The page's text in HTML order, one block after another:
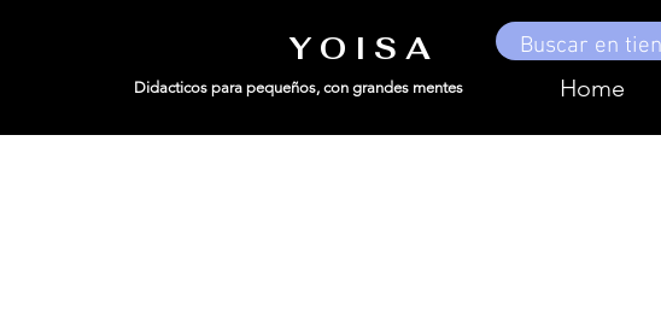
Y O I S A
Didacticos para pequeños, con grandes mentes Home